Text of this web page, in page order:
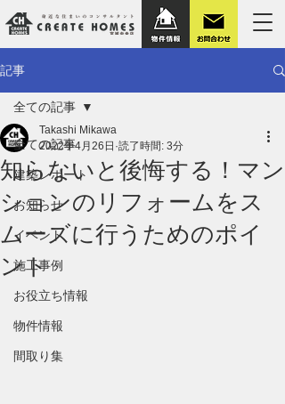
記事
全ての記事
建築レポート
お知らせ
イベント
施工事例
お役立ち情報
物件情報
間取り集
全ての記事
知らないと後悔する！マン
ションのリフォームをス
ムーズに行うためのポイ
ント
Takashi Mikawa
2022年4月26日 読了時間: 3分